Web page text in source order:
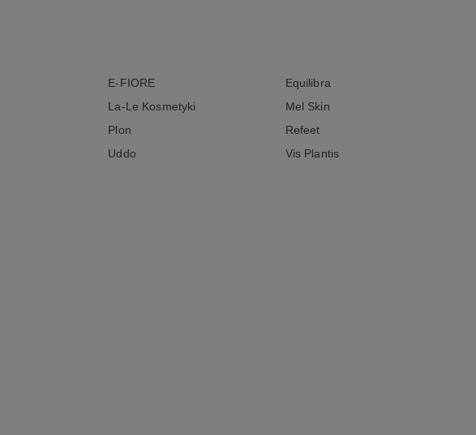
E-FIORE
Equilibra
La-Le Kosmetyki
Mel Skin
Plon
Refeet
Uddo Vis Plantis